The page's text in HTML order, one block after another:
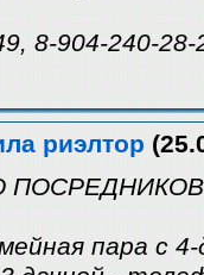
8-904-240-28-
риэлтор
пара с